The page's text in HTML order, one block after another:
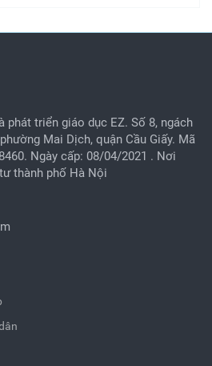
phát triển giáo dục EZ. Số 8, ngách
Mai Dịch, quận Cầu Giấy. Mã
Ngày cấp: 08/04/2021 . Nơi
thành phố Hà Nội